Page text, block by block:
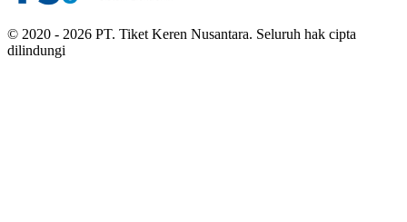
© 2020 - 2026 PT. Tiket Keren Nusantara. Seluruh hak cipta
dilindungi